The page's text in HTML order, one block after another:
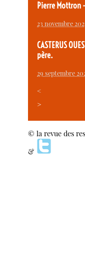
Pierre Mottron
23 novembre
CASTERUS
père.
29 septembre
<
>
© la revue des
&